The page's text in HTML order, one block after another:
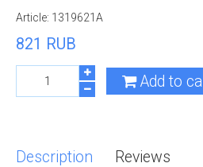
Article: 1319621A
821 RUB
Add to
Description Reviews